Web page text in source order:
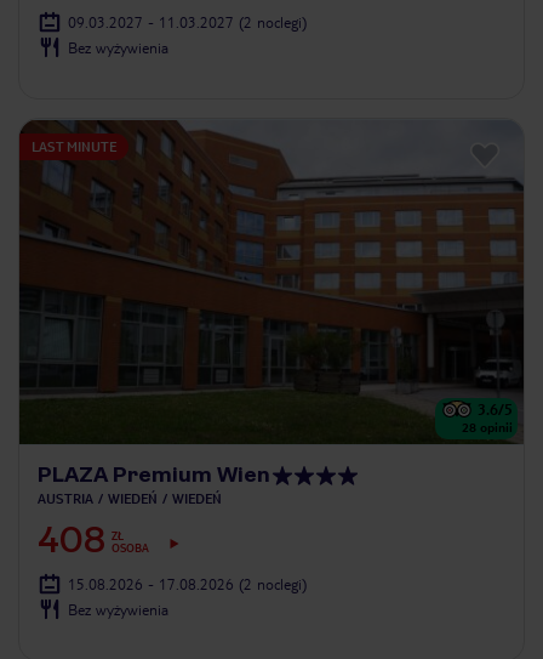
09.03.2027 - 11.03.2027 (2 noclegi)
Bez wyżywienia
LAST MINUTE
3.6/5
28 opinii
PLAZA Premium Wien
AUSTRIA WIEDEŃ WIEDEŃ
408 ZŁ
OSOBA
15.08.2026 - 17.08.2026 (2 noclegi)
Bez wyżywienia